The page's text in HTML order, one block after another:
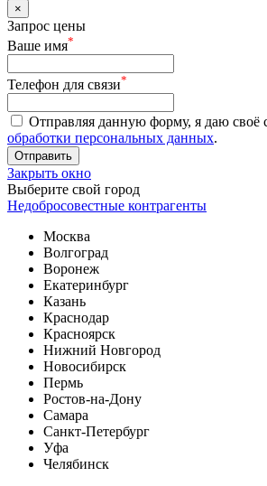
×
Запрос цены
Ваше имя*
Телефон для связи*
Отправляя данную форму, я даю своё
обработки персональных данных.
Отправить
Закрыть окно
Выберите свой город
Недобросовестные контрагенты
Москва
Волгоград
Воронеж
Екатеринбург
Казань
Краснодар
Красноярск
Нижний Новгород
Новосибирск
Пермь
Ростов-на-Дону
Самара
Санкт-Петербург
Уфа
Челябинск